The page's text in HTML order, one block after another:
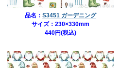
品名： S3451 ガーデニング
サイズ：230×330mm
440円(税込)